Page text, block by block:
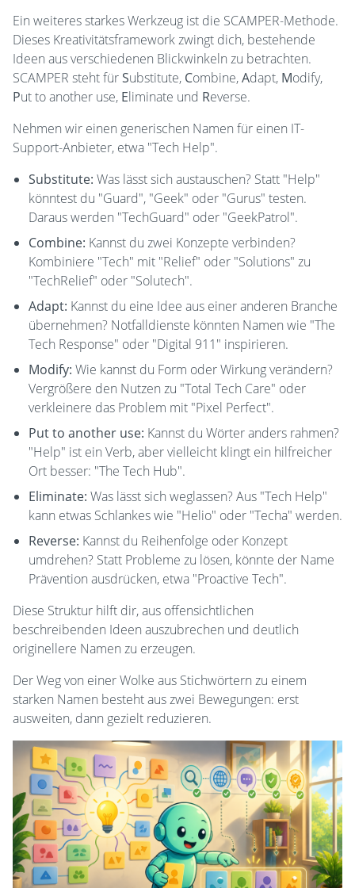
Ein weiteres starkes Werkzeug ist die SCAMPER-Methode.
Dieses Kreativitätsframework zwingt dich, bestehende
Ideen aus verschiedenen Blickwinkeln zu betrachten.
SCAMPER steht fürSubstitute, Combine,Adapt, Modify,
Put to another use, Eliminate und Reverse.
Nehmen wir einen generischen Namen für einen IT-
Support-Anbieter, etwa "Tech Help".
Substitute: Was lässt sich austauschen? Statt "Help"
könntest du "Guard", "Geek" oder "Gurus" testen.
Daraus werden "TechGuard" oder "GeekPatrol".
Combine: Kannst du zwei Konzepte verbinden?
Kombiniere "Tech" mit "Relief" oder "Solutions" zu
"TechRelief" oder "Solutech".
Adapt: Kannst du eine Idee aus einer anderen Branche
übernehmen? Notfalldienste könnten Namen wie "The
Tech Response" oder "Digital 911" inspirieren.
Modify: Wie kannst du Form oder Wirkung verändern?
Vergrößere den Nutzen zu "Total Tech Care" oder
verkleinere das Problem mit "Pixel Perfect".
Put to another use: Kannst du Wörter anders rahmen?
"Help" ist ein Verb, aber vielleicht klingt ein hilfreicher
Ort besser: "The Tech Hub".
Eliminate: Was lässt sich weglassen? Aus "Tech Help"
kann etwas Schlankes wie "Helio" oder "Techa" werden.
Reverse: Kannst du Reihenfolge oder Konzept
umdrehen? Statt Probleme zu lösen, könnte der Name
Prävention ausdrücken, etwa "Proactive Tech".
Diese Struktur hilft dir, aus offensichtlichen
beschreibenden Ideen auszubrechen und deutlich
originellere Namen zu erzeugen.
Der Weg von einer Wolke aus Stichwörtern zu einem
starken Namen besteht aus zwei Bewegungen: erst
ausweiten, dann gezielt reduzieren.